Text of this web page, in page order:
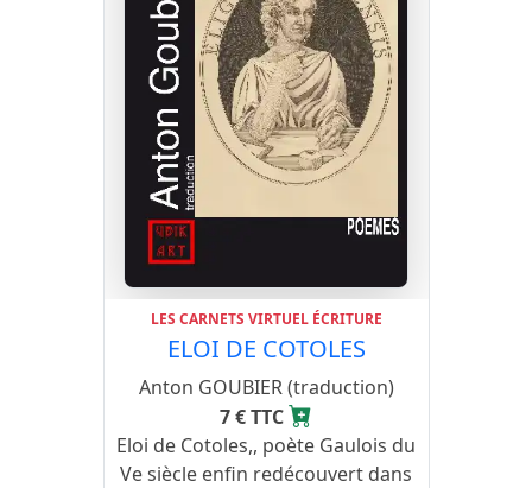
LES CARNETS VIRTUEL ÉCRITURE
ELOI DE COTOLES
Anton GOUBIER (traduction)
7 € TTC
Eloi de Cotoles,, poète Gaulois du
Ve siècle enfin redécouvert dans